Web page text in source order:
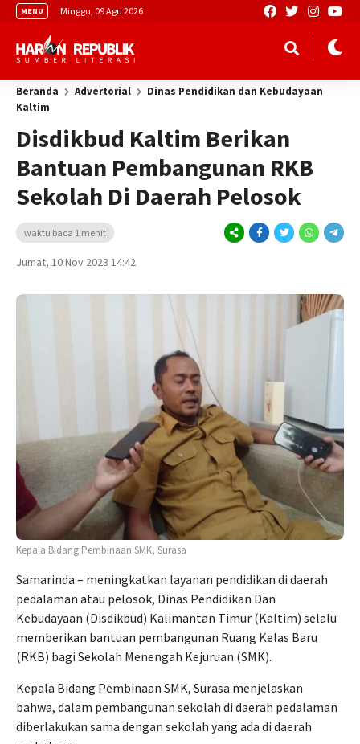
MENU Minggu, 09 Agu 2026
Beranda Advertorial
Dinas Pendidikan dan Kebudayaan
Kaltim
Disdikbud Kaltim Berikan
Bantuan Pembangunan RKB
Sekolah Di Daerah Pelosok
waktu baca 1 menit
Jumat, 10 Nov 2023 14:42
Kepala Bidang Pembinaan SMK, Surasa
Samarinda – meningkatkan layanan pendidikan di daerah
pedalaman atau pelosok, Dinas Pendidikan Dan
Kebudayaan (Disdikbud) Kalimantan Timur (Kaltim) selalu
memberikan bantuan pembangunan Ruang Kelas Baru
(RKB) bagi Sekolah Menengah Kejuruan (SMK).
Kepala Bidang Pembinaan SMK, Surasa menjelaskan
bahwa, dalam pembangunan sekolah di daerah pedalaman
diberlakukan sama dengan sekolah yang ada di daerah